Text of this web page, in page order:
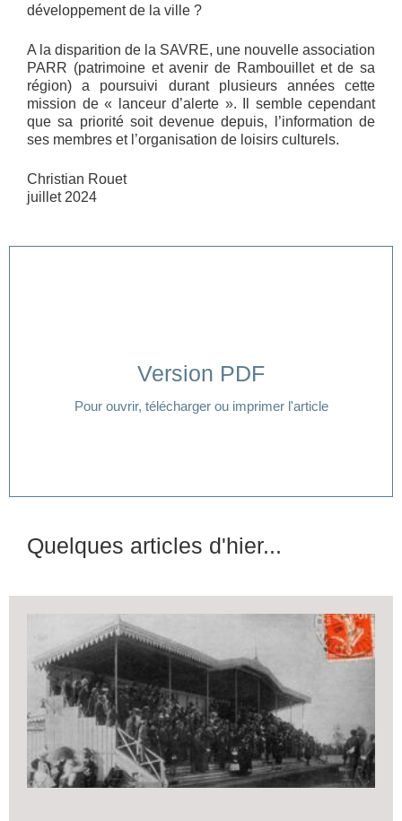
développement de la ville ?
A la disparition de la SAVRE, une nouvelle association
PARR (patrimoine et avenir de Rambouillet et de sa
région) a poursuivi durant plusieurs années cette
mission de « lanceur d’alerte ». Il semble cependant
que sa priorité soit devenue depuis, l’information de
ses membres et l’organisation de loisirs culturels.
Christian Rouet
juillet 2024
Version PDF
Pour ouvrir, télécharger ou imprimer l'article
Cliquer ici
Quelques articles d'hier...